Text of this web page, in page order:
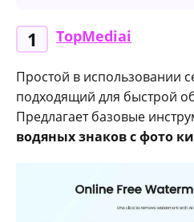
1 TopMediai
Простой в использовании
подходящий для быстрой
Предлагает базовые
водяных знаков с фото